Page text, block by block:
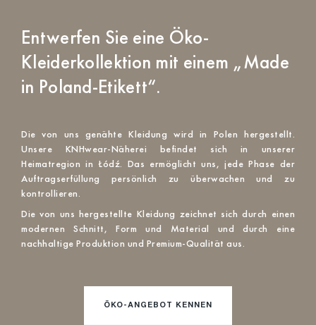
Entwerfen Sie eine Öko-
Kleiderkollektion mit einem „Made
in Poland-Etikett“.
Die von uns genähte Kleidung wird in Polen hergestellt.
Unsere KNHwear-Näherei befindet sich in unserer
Heimatregion in Łódź. Das ermöglicht uns, jede Phase der
Auftragserfüllung persönlich zu überwachen und zu
kontrollieren.
Die von uns hergestellte Kleidung zeichnet sich durch einen
modernen Schnitt, Form und Material und durch eine
nachhaltige Produktion und Premium-Qualität aus.
ÖKO-ANGEBOT KENNEN